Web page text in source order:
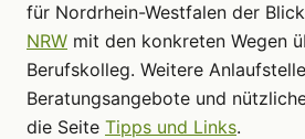
für Nordrhein-Westfalen der
NRW mit den konkreten Wegen
Berufskolleg. Weitere
Beratungsangebote und
die Seite Tipps und Links.